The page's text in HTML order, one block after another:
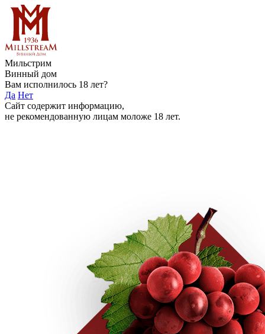
Мильстрим
Винный дом
Вам исполнилось 18 лет?
Да Нет
Сайт содержит информацию,
не рекомендованную лицам моложе 18 лет.